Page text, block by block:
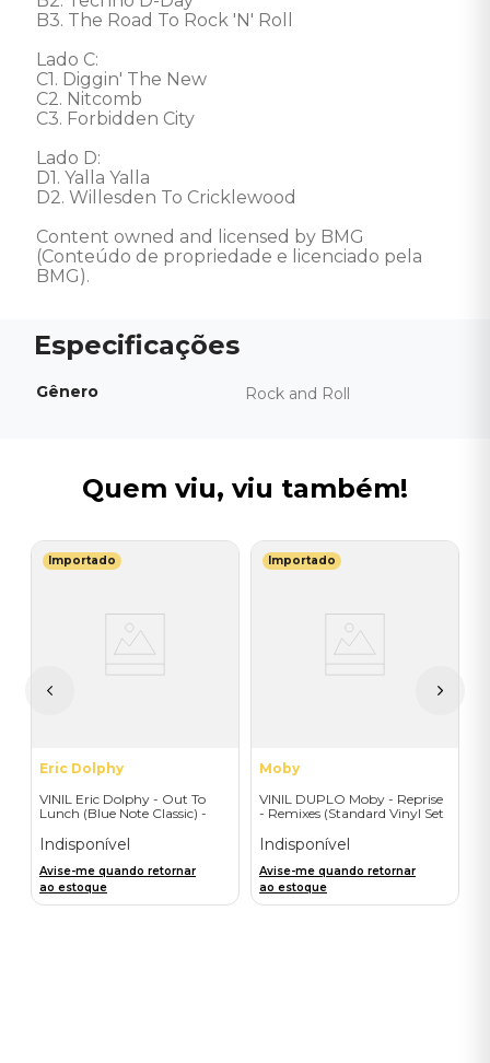
B3. The Road To Rock 'N' Roll
Lado C:
C1. Diggin' The New
C2. Nitcomb
C3. Forbidden City
Lado D:
D1. Yalla Yalla
D2. Willesden To Cricklewood
Content owned and licensed by BMG
(Conteúdo de propriedade e licenciado pela
BMG).
Gênero Rock and Roll
Quem viu, viu também!
Importado
Eric Dolphy
VINIL Eric Dolphy - Out To
Lunch (Blue Note Classic) -
Indisponível
Avise-me quando retornar
ao estoque
Importado
Moby
VINIL DUPLO Moby - Reprise
- Remixes (Standard Vinyl Set
Indisponível
Avise-me quando retornar
ao estoque